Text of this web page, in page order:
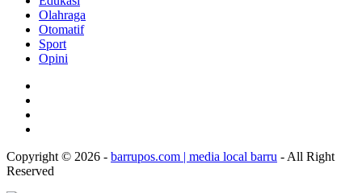
Olahraga
Otomatif
Sport
Opini
Copyright © 2026 - barrupos.com | media local barru - All Right
Reserved